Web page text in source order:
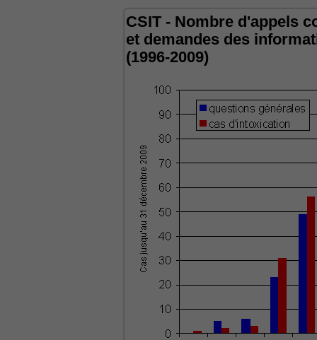
CSIT - Nombre d'appels
et demandes des
(1996-2009)